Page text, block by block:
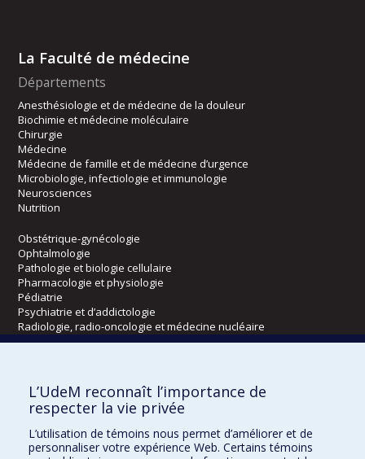
La Faculté de médecine
Départements
Anesthésiologie et de médecine de la douleur
Biochimie et médecine moléculaire
Chirurgie
Médecine
Médecine de famille et de médecine d’urgence
Microbiologie, infectiologie et immunologie
Neurosciences
Nutrition
Obstétrique-gynécologie
Ophtalmologie
Pathologie et biologie cellulaire
Pharmacologie et physiologie
Pédiatrie
Psychiatrie et d’addictologie
Radiologie, radio-oncologie et médecine nucléaire
Kinésiologie et des sciences de l’activité physique
Orthophonie et audiologie
Réadaptation
L’UdeM reconnaît l’importance de
respecter la vie privée
L’utilisation de témoins nous permet d’améliorer et de
personnaliser votre expérience Web. Certains témoins